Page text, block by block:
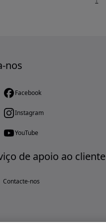
nos
Facebook
Instagram
YouTube
de apoio ao cliente
Contacte-nos